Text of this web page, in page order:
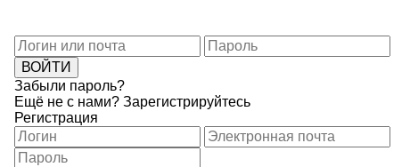
Забыли пароль?
Ещё не с нами? Зарегистрируйтесь
Регистрация